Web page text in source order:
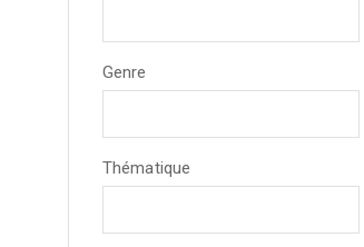
Genre
Thématique